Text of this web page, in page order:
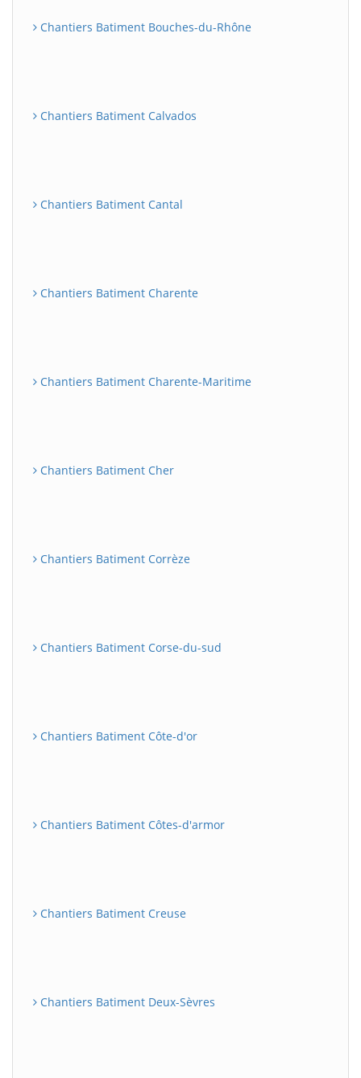
Chantiers Batiment Bouches-du-Rhône
Chantiers Batiment Calvados
Chantiers Batiment Cantal
Chantiers Batiment Charente
Chantiers Batiment Charente-Maritime
Chantiers Batiment Cher
Chantiers Batiment Corrèze
Chantiers Batiment Corse-du-sud
Chantiers Batiment Côte-d'or
Chantiers Batiment Côtes-d'armor
Chantiers Batiment Creuse
Chantiers Batiment Deux-Sèvres